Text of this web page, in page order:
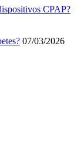
CPAP?
07/03/2026